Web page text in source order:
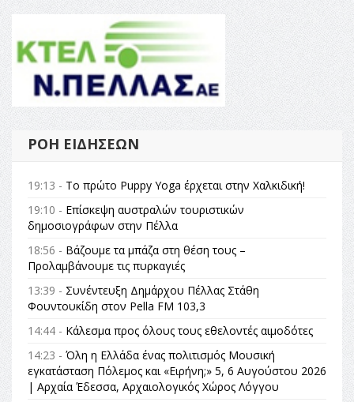
ΡΟΉ ΕΙΔΉΣΕΩΝ
19:13 - Το πρώτο Puppy Yoga έρχεται στην Χαλκιδική!
19:10 - Επίσκεψη αυστραλών τουριστικών
δημοσιογράφων στην Πέλλα
18:56 - Βάζουμε τα μπάζα στη θέση τους –
Προλαμβάνουμε τις πυρκαγιές
13:39 - Συνέντευξη Δημάρχου Πέλλας Στάθη
Φουντουκίδη στον Pella FM 103,3
14:44 - Κάλεσμα προς όλους τους εθελοντές αιμοδότες
14:23 - Όλη η Ελλάδα ένας πολιτισμός Μουσική
εγκατάσταση Πόλεμος και «Ειρήνη;» 5, 6 Αυγούστου 2026
| Αρχαία Έδεσσα, Αρχαιολογικός Χώρος Λόγγου